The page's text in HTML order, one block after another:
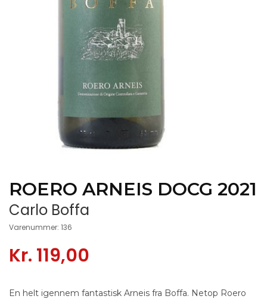
ROERO ARNEIS DOCG 2021
Carlo Boffa
Varenummer: 136
Kr. 119,00
En helt igennem fantastisk Arneis fra Boffa. Netop Roero